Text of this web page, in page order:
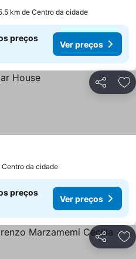
km de Centro da cidade
preços
Ver preços
Partilhar
Centro da cidade
preços
Ver preços
Partilhar